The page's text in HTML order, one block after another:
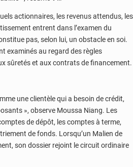
actionnaires, les revenus attendus, les
entrent dans l’examen du
pas, selon lui, un obstacle en soi.
examinés au regard des règles
sûretés et aux contrats de financement.
une clientèle qui a besoin de crédit,
», observe Moussa Niang. Les
de dépôt, les comptes à terme,
de fonds. Lorsqu’un Malien de
son dossier rejoint le circuit ordinaire